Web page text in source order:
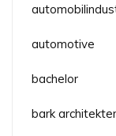
automotive
bachelor
bark